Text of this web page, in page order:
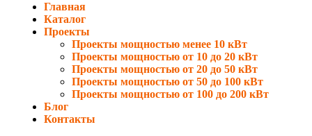
Главная
Каталог
Проекты
Проекты мощностью менее 10 кВт
Проекты мощностью от 10 до 20 кВт
Проекты мощностью от 20 до 50 кВт
Проекты мощностью от 50 до 100 кВт
Проекты мощностью от 100 до 200 кВт
Блог
Контакты